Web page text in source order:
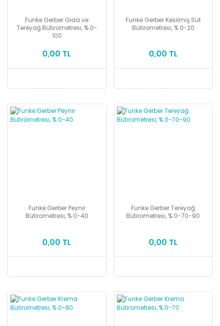
Funke Gerber Gıda ve
Tereyağ Bütirometresi, % 0-
100
0,00 TL
Funke Gerber Kesilmiş Süt
Bütirometresi, % 0-20
0,00 TL
Funke Gerber Peynir
Bütirometresi, % 0-40
0,00 TL
Funke Gerber Tereyağ
Bütirometresi, % 0-70-90
0,00 TL